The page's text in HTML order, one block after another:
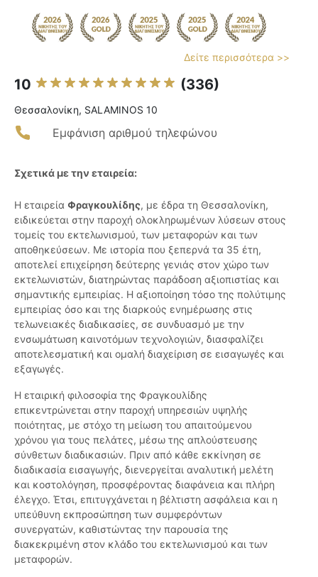
Δείτε περισσότερα >>
10 (336)
Θεσσαλονίκη, SALAMINOS 10
Εμφάνιση αριθμού τηλεφώνου
Σχετικά με την εταιρεία:
Η εταιρεία Φραγκουλίδης, με έδρα τη Θεσσαλονίκη,
ειδικεύεται στην παροχή ολοκληρωμένων λύσεων στους
τομείς του εκτελωνισμού, των μεταφορών και των
αποθηκεύσεων. Με ιστορία που ξεπερνά τα 35 έτη,
αποτελεί επιχείρηση δεύτερης γενιάς στον χώρο των
εκτελωνιστών, διατηρώντας παράδοση αξιοπιστίας και
σημαντικής εμπειρίας. Η αξιοποίηση τόσο της πολύτιμης
εμπειρίας όσο και της διαρκούς ενημέρωσης στις
τελωνειακές διαδικασίες, σε συνδυασμό με την
ενσωμάτωση καινοτόμων τεχνολογιών, διασφαλίζει
αποτελεσματική και ομαλή διαχείριση σε εισαγωγές και
εξαγωγές.
Η εταιρική φιλοσοφία της Φραγκουλίδης
επικεντρώνεται στην παροχή υπηρεσιών υψηλής
ποιότητας, με στόχο τη μείωση του απαιτούμενου
χρόνου για τους πελάτες, μέσω της απλούστευσης
σύνθετων διαδικασιών. Πριν από κάθε εκκίνηση σε
διαδικασία εισαγωγής, διενεργείται αναλυτική μελέτη
και κοστολόγηση, προσφέροντας διαφάνεια και πλήρη
έλεγχο. Έτσι, επιτυγχάνεται η βέλτιστη ασφάλεια και η
υπεύθυνη εκπροσώπηση των συμφερόντων
συνεργατών, καθιστώντας την παρουσία της
διακεκριμένη στον κλάδο του εκτελωνισμού και των
μεταφορών.